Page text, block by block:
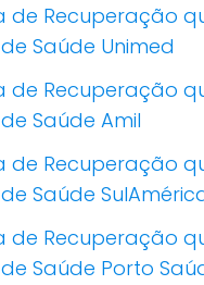
de Recuperação
Saúde Unimed
de Recuperação
Saúde Amil
de Recuperação
Saúde
de Recuperação
Saúde Porto